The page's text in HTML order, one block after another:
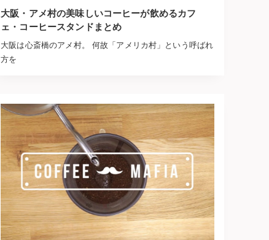
大阪・アメ村の美味しいコーヒーが飲めるカフ
ェ・コーヒースタンドまとめ
大阪は心斎橋のアメ村。 何故「アメリカ村」という呼ばれ
方を